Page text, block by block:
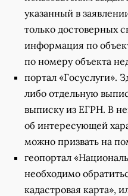
указанный в
только достоверных
информация по
по номеру объекта
портал «Госуслуги».
либо отдельную
выписку из ЕГРН. В
об интересующей
можно призвать на
геопортал
необходимо
кадастровая карта»,